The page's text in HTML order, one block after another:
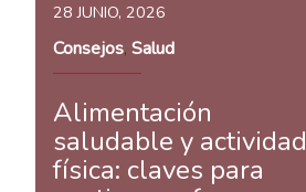
28 JUNIO, 2026
Consejos, Salud
Alimentación
saludable y actividad
física: claves para